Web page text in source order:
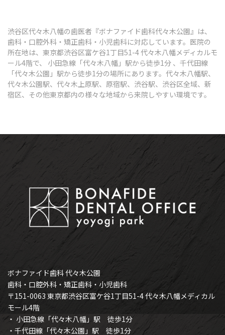
渋谷区代々木八幡の歯医者『ボナファイド歯科代々木公園』は、
歯科・口腔外科・矯正歯科・小児歯科に対応しています。医院の
所在地は、東京都渋谷区富ケ谷1丁目51-4 代々木八幡メディカルモ
ール4階で、 小田急線「代々木八幡」駅から徒歩1分 、千代田線
「代々木公園」駅から徒歩1分の場所にあります。代々木八幡駅、
代々木公園駅、代々木上原駅、原宿駅、渋谷駅、渋谷区全域、新
宿区、その他東京都内の様々な地域から来院しやすい環境です。
ボナファイド歯科 代々木公園
歯科・口腔外科・矯正歯科・小児歯科
〒151-0063 東京都渋谷区富ケ谷1丁目51-4 代々木八幡メディカル
モール4階
・ 小田急線「代々木八幡」駅 徒歩1分
・千代田線「代々木公園」駅 徒歩1分
予防歯科・定期検診
歯のクリーニング（PMTC）